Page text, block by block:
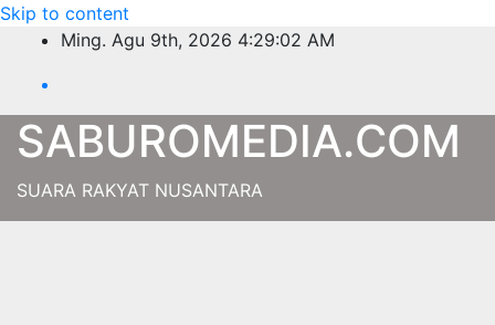
Skip to content
Ming. Agu 9th, 2026 4:29:03 AM
SABUROMEDIA.COM
SUARA RAKYAT NUSANTARA